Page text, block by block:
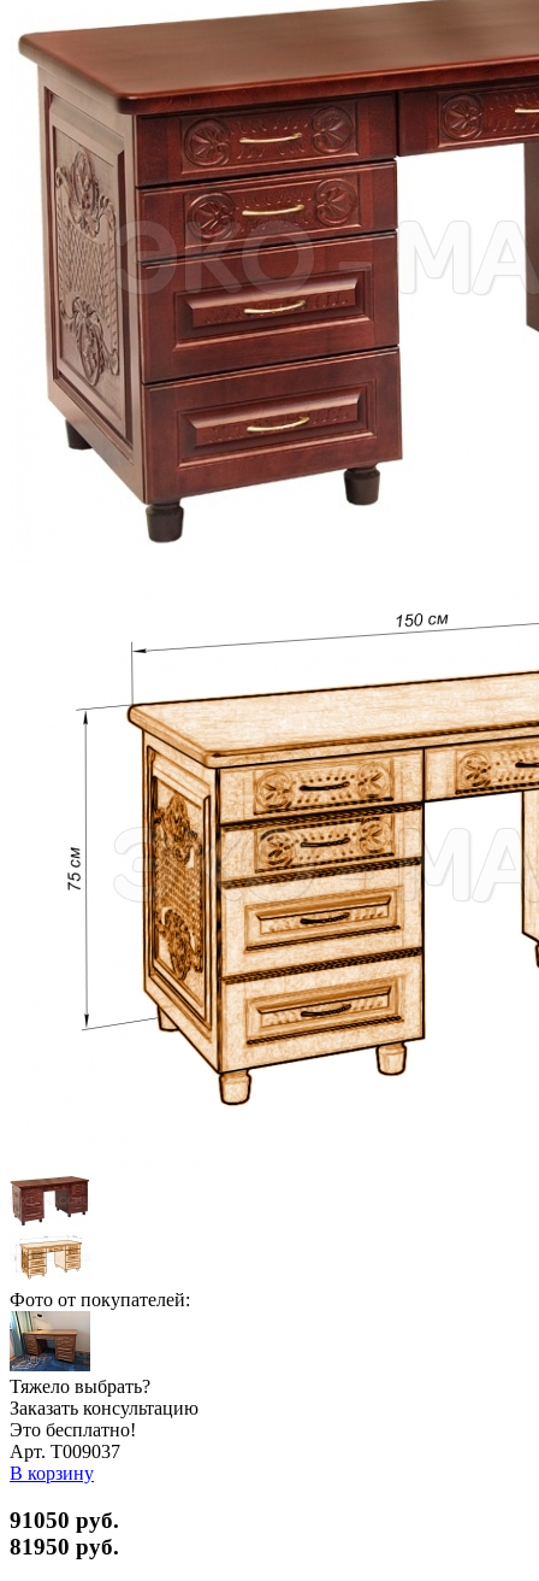
Фото от покупателей:
Тяжело выбрать?
Заказать консультацию
Это бесплатно!
Арт. Т009037
В корзину
91050 руб.
81950 руб.